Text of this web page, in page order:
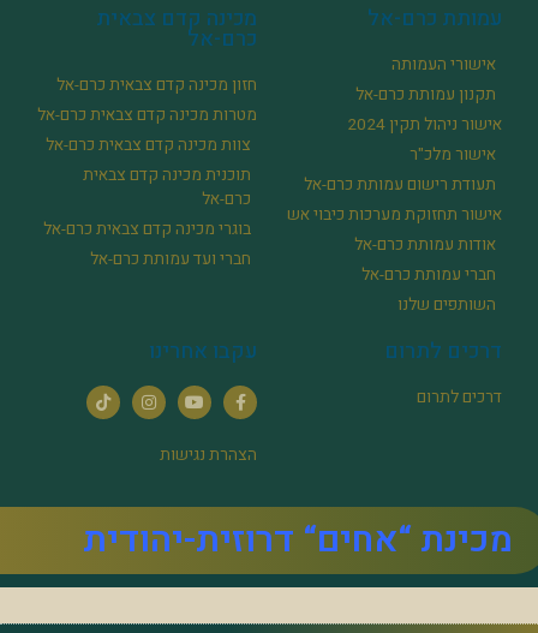
עמותת כרם-אל
אישורי העמותה
תקנון עמותת כרם-אל
אישור ניהול תקין 2024
אישור מלכ"ר
תעודת רישום עמותת כרם-אל
אישור תחזוקת מערכות כיבוי אש
אודות עמותת כרם-אל
חברי עמותת כרם-אל
השותפים שלנו
מכינה קדם צבאית
כרם-אל
חזון מכינה קדם צבאית כרם-אל
מטרות מכינה קדם צבאית כרם-אל
צוות מכינה קדם צבאית כרם-אל
תוכנית מכינה קדם צבאית
כרם-אל
בוגרי מכינה קדם צבאית כרם-אל
חברי ועד עמותת כרם-אל
דרכים לתרום
דרכים לתרום
עקבו אחרינו
הצהרת נגישות
מכינת “אחים“ דרוזית-יהודית